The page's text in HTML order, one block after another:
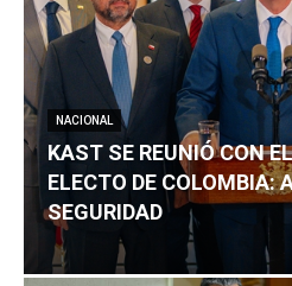
NACIONAL
KAST SE REUNIÓ CON
ELECTO DE COLOMBIA:
SEGURIDAD